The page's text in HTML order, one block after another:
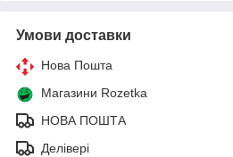
Умови доставки
Нова Пошта
Магазини Rozetka
НОВА ПОШТА
Делівері